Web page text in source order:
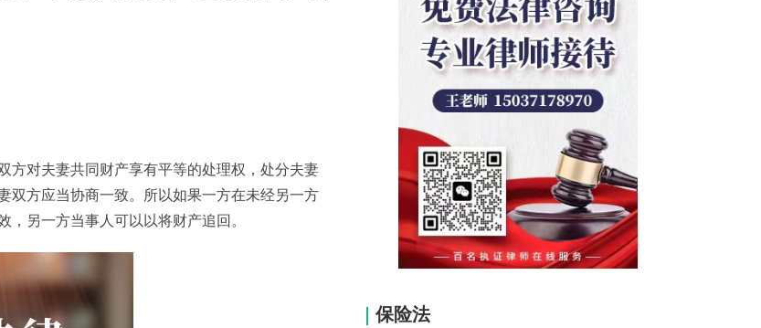
方对夫妻共同财产享有平等的处理权，处分夫妻
双方应当协商一致。所以如果一方在未经另一方
另一方当事人可以以将财产追回。
保险法